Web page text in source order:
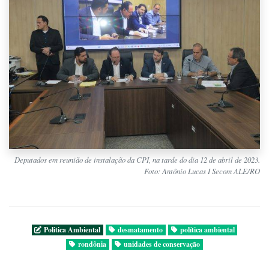
Deputados em reunião de instalação da CPI, na tarde do dia 12 de abril de 2023.
Foto: Antônio Lucas I Secom ALE/RO
Politica Ambiental desmatamento
política ambiental
rondônia
unidades de conservação